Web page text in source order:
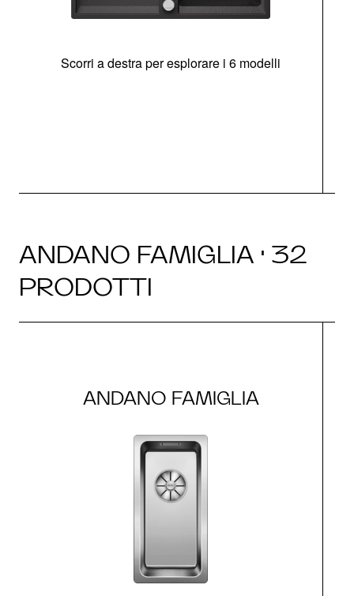
Scorri a destra per esplorare i 6 modelli
ANDANO FAMIGLIA · 32
PRODOTTI
ANDANO FAMIGLIA